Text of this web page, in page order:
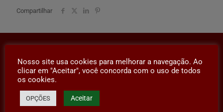
Compartilhar
Nosso site usa cookies para melhorar a navegação. Ao
clicar em "Aceitar", você concorda com o uso de todos
os cookies.
OPÇÕES Aceitar